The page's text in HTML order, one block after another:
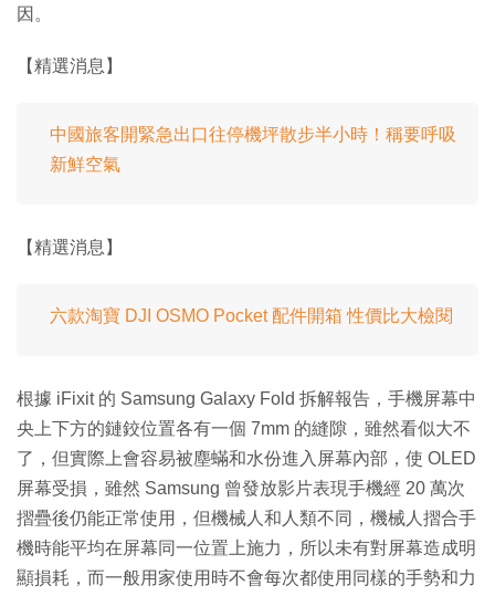
因。
【精選消息】
中國旅客開緊急出口往停機坪散步半小時！稱要呼吸
新鮮空氣
【精選消息】
六款淘寶 DJI OSMO Pocket 配件開箱 性價比大檢閱
根據 iFixit 的 Samsung Galaxy Fold 拆解報告，手機屏幕中
央上下方的鏈鉸位置各有一個 7mm 的縫隙，雖然看似大不
了，但實際上會容易被塵蟎和水份進入屏幕內部，使 OLED
屏幕受損，雖然 Samsung 曾發放影片表現手機經 20 萬次
摺疊後仍能正常使用，但機械人和人類不同，機械人摺合手
機時能平均在屏幕同一位置上施力，所以未有對屏幕造成明
顯損耗，而一般用家使用時不會每次都使用同樣的手勢和力